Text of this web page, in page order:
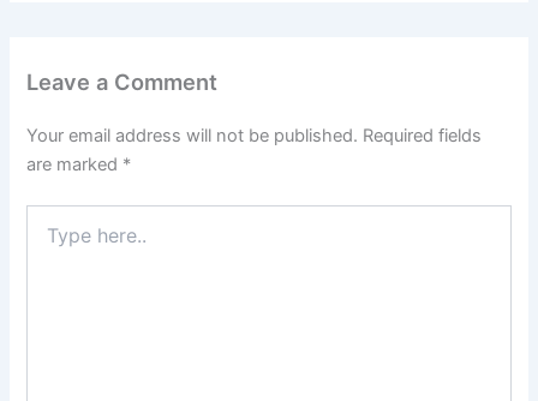
Leave a Comment
Your email address will not be published. Required fields
are marked *
here..